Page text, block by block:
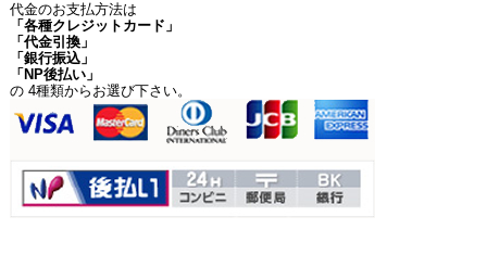
代金のお支払方法は
「各種クレジットカード」
「代金引換」
「銀行振込」
「NP後払い」
の 4種類からお選び下さい。